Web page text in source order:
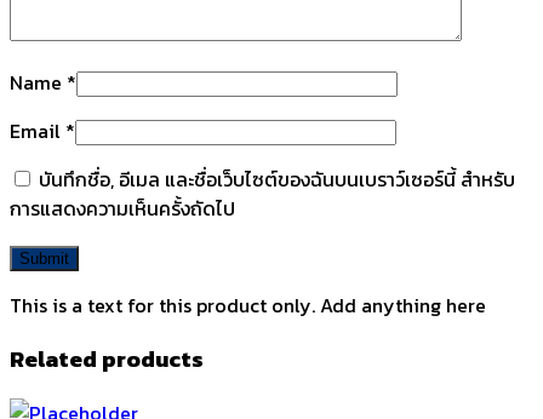
Name *
Email *
บันทึกชื่อ, อีเมล และชื่อเว็บไซต์ของฉันบนเบราว์เซอร์นี้ สำหรับ
การแสดงความเห็นครั้งถัดไป
This is a text for this product only. Add anything here
Related products